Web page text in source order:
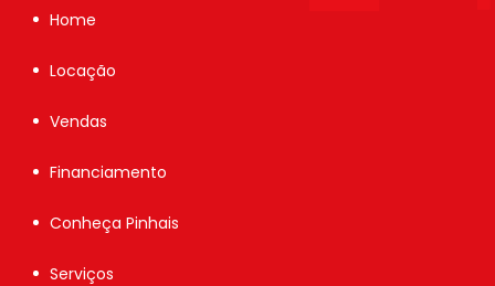
Home
Locação
Vendas
Financiamento
Conheça Pinhais
Serviços